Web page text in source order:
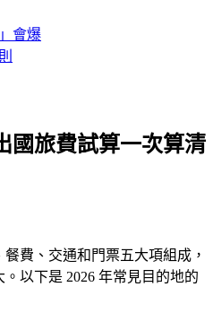
會爆
國旅費試算一次算清
費、交通和門票五大項組成，
以下是 2026 年常見目的地的